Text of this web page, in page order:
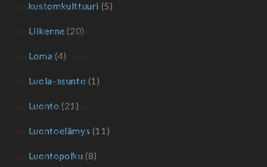
kustomkulttuuri (5)
Liikenne (20)
Loma (4)
Luola-asunto (1)
Luonto (21)
Luontoelämys (11)
Luontopolku (8)